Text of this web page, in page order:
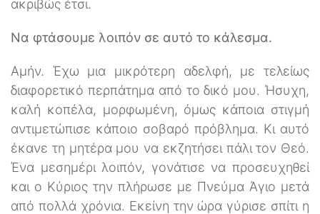
ακριβώς έτσι.
Να φτάσουμε λοιπόν σε αυτό το κάλεσμα.
Αμήν. Έχω μια μικρότερη αδελφή, με τελείως
διαφορετικό περπάτημα από το δικό μου. Ήσυχη,
καλή κοπέλα, μορφωμένη, όμως κάποια στιγμή
αντιμετώπισε κάποιο σοβαρό πρόβλημα. Κι αυτό
έκανε τη μητέρα μου να εκζητήσει πάλι τον Θεό.
Ένα μεσημέρι λοιπόν, γονάτισε να προσευχηθεί
και ο Κύριος την πλήρωσε με Πνεύμα Άγιο μετά
από πολλά χρόνια. Εκείνη την ώρα γύρισε σπίτι η